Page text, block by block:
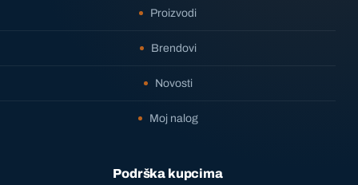
Proizvodi
Brendovi
Novosti
Moj nalog
Podrška kupcima